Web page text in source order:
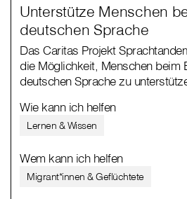
Unterstütze Menschen
deutschen Sprache
Das Caritas Projekt
die Möglichkeit, Menschen beim
deutschen Sprache zu
Wie kann ich helfen
Lernen & Wissen
Wem kann ich helfen
Migrant*innen & Geflüchtete